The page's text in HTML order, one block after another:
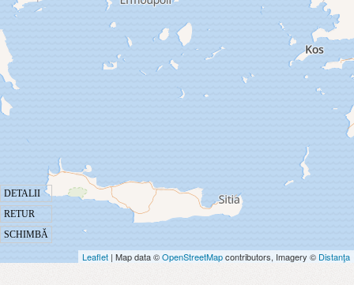
DETALII
RETUR
SCHIMBĂ